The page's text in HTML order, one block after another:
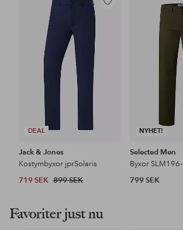
DEAL
Lägg
Jack & Jones
Kostymbyxor jprSolaris
719 SEK 899 SEK
NYHET!
Selected Men
799 SEK
Favoriter just nu